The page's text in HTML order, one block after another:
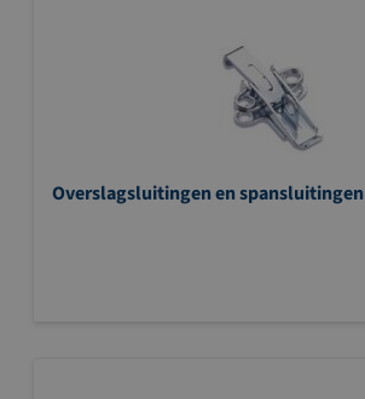
Overslagsluitingen en spansluitingen